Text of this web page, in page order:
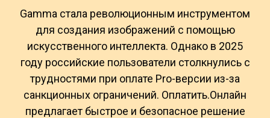
Gamma стала революционным инструментом
для создания изображений с помощью
искусственного интеллекта. Однако в 2025
году российские пользователи столкнулись с
трудностями при оплате Pro-версии из-за
санкционных ограничений. Оплатить.Онлайн
предлагает быстрое и безопасное решение